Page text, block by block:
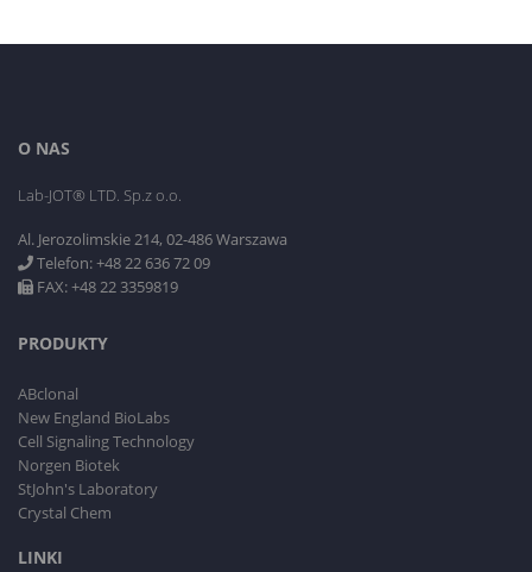
O NAS
Lab-JOT® LTD. Sp.z o.o.
Al. Jerozolimskie 214, 02-486 Warszawa
Telefon: +48 22 636 72 09
FAX: +48 22 3359819
PRODUKTY
ABclonal
New England BioLabs
Cell Signaling Technology
Norgen Biotek
StJohn's Laboratory
Crystal Chem
LINKI